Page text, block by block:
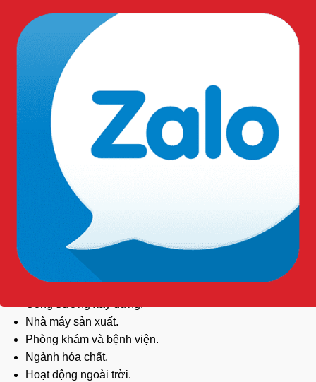
Khả năng lọc tối thiểu 95% các hạt không dầu, bảo vệ
người dùng khỏi bụi.
Mang lại cảm giác
Không gây kích ứng da, phù hợp cho nhiều loại da khác
Có thể sử dụng nhiều lần trong một ca làm việc.
Ứng dụng thực tế:
Nhà máy sản xuất.
Phòng khám và bệnh viện.
Ngành hóa chất.
Hoạt động ngoài trời.